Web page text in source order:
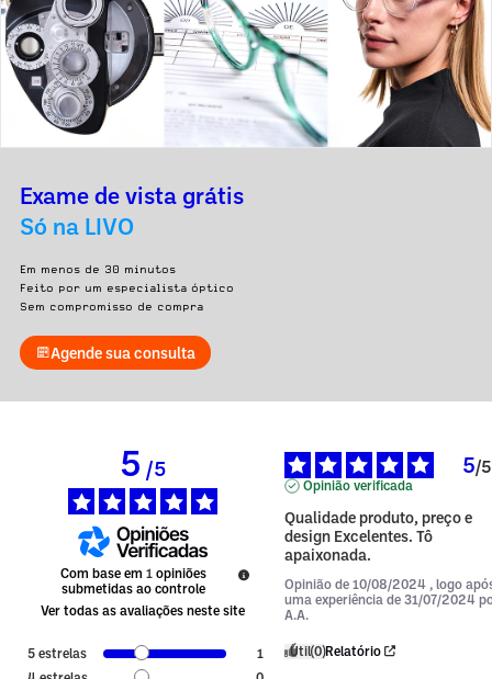
Exame de vista grátis
Só na LIVO
Em menos de 30 minutos
Feito por um especialista óptico
Sem compromisso de compra
Agende sua consulta
5/5
Com base em 1 opiniões
submetidas ao controle
Ver todas as avaliações neste site
5 estrelas
1
5/5
Opinião verificada
Qualidade produto, preço e
design Excelentes. Tô
apaixonada.
Opinião de 10/08/2024 , logo
uma experiência de 31/07/2024
A.A.
Útil(0)Relatório